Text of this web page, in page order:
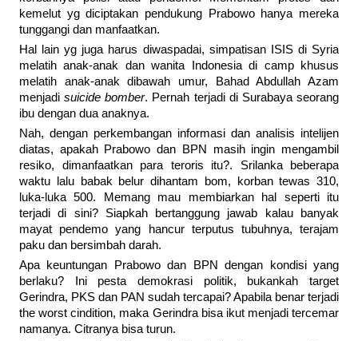
kemelut yg diciptakan pendukung Prabowo hanya mereka
tunggangi dan manfaatkan.
Hal lain yg juga harus diwaspadai, simpatisan ISIS di Syria
melatih anak-anak dan wanita Indonesia di camp khusus
melatih anak-anak dibawah umur, Bahad Abdullah Azam
menjadisuicide bomber. Pernah terjadi di Surabaya seorang
ibu dengan dua anaknya.
Nah, dengan perkembangan informasi dan analisis intelijen
diatas, apakah Prabowo dan BPN masih ingin mengambil
resiko, dimanfaatkan para teroris itu?. Srilanka beberapa
waktu lalu babak belur dihantam bom, korban tewas 310,
luka-luka 500. Memang mau membiarkan hal seperti itu
terjadi di sini? Siapkah bertanggung jawab kalau banyak
mayat pendemo yang hancur terputus tubuhnya, terajam
paku dan bersimbah darah.
Apa keuntungan Prabowo dan BPN dengan kondisi yang
berlaku? Ini pesta demokrasi politik, bukankah target
Gerindra, PKS dan PAN sudah tercapai? Apabila benar terjadi
the worst cindition, maka Gerindra bisa ikut menjadi tercemar
namanya. Citranya bisa turun.